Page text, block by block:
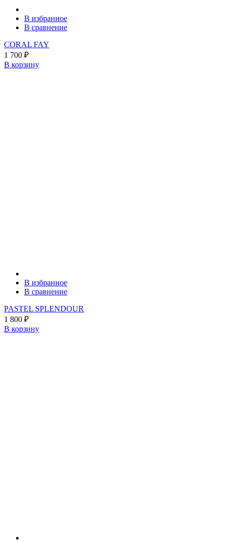
В избранное
В сравнение
CORAL FAY
1 700 ₽
В корзину
В избранное
В сравнение
PASTEL SPLENDOUR
1 800 ₽
В корзину